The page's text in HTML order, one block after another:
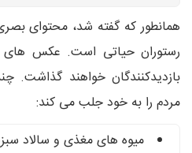
همانطور که گفته شد، محتوای
رستوران حیاتی است. عکس های
بازدیدکنندگان خواهند گذاشت.
مردم را به خود جلب می کند:
میوه های مغذی و سالاد